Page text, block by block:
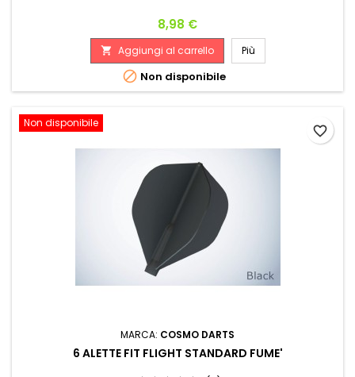
Prezzo
8,98 €
 Aggiungi al carrello Più
 Non disponibile
Non disponibile
MARCA: COSMO DARTS
6 ALETTE FIT FLIGHT STANDARD FUME'
favorite_border